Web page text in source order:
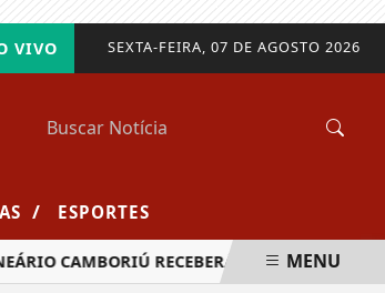
SEXTA-FEIRA, 07 DE AGOSTO 2026
VIVO
/ ESPORTES
CAMBORIÚ RECEBERÁ MAIS DE 120
MENU